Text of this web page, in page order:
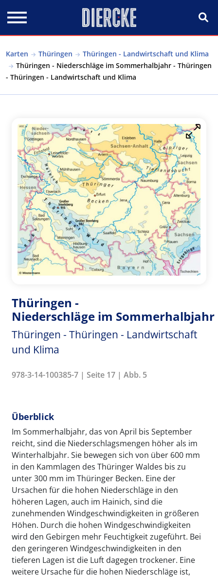
Karten Thüringen
Thüringen - Landwirtschaft und Klima
Thüringen - Niederschläge im Sommerhalbjahr - Thüringen
- Thüringen - Landwirtschaft und Klima
Thüringen -
Niederschläge im Sommerhalbjahr
Thüringen - Thüringen - Landwirtschaft
und Klima
978-3-14-100385-7 | Seite 17 | Abb. 5
Überblick
Im Sommerhalbjahr, das von April bis September
reicht, sind die Niederschlagsmengen höher als im
Winterhalbjahr. Sie bewegen sich von über 600 mm
in den Kammlagen des Thüringer Waldes bis zu
unter 300 mm im Thüringer Becken. Eine der
Ursachen für die hohen Niederschläge in den
höheren Lagen, auch im Hainich, sind die
zunehmenden Windgeschwindigkeiten in größeren
Höhen. Durch die hohen Windgeschwindigkeiten
wird den Gebirgen mehr Feuchtigkeit zugeführt. Bei
den geringeren Windgeschwindigkeiten in den
tieferen Lagen ist die Luft dagegen trockener. Eine
weitere Ursache für die hohen Niederschläge ist,